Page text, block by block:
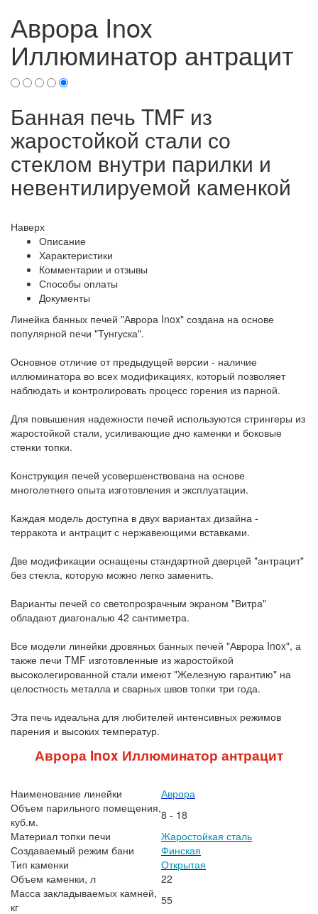
Аврора Inox
Иллюминатор антрацит
Банная печь TMF из
жаростойкой стали со
стеклом внутри парилки и
невентилируемой каменкой
Наверх
Описание
Характеристики
Комментарии и отзывы
Способы оплаты
Документы
Линейка банных печей "Аврора Inox" создана на основе
популярной печи "Тунгуска".
Основное отличие от предыдущей версии - наличие
иллюминатора во всех модификациях, который позволяет
наблюдать и контролировать процесс горения из парной.
Для повышения надежности печей используются стрингеры из
жаростойкой стали, усиливающие дно каменки и боковые
стенки топки.
Конструкция печей усовершенствована на основе
многолетнего опыта изготовления и эксплуатации.
Каждая модель доступна в двух вариантах дизайна -
терракота и антрацит с нержавеющими вставками.
Две модификации оснащены стандартной дверцей "антрацит"
без стекла, которую можно легко заменить.
Варианты печей со светопрозрачным экраном "Витра"
обладают диагональю 42 сантиметра.
Все модели линейки дровяных банных печей "Аврора Inox", а
также печи TMF изготовленные из жаростойкой
высоколегированной стали имеют "Железную гарантию" на
целостность металла и сварных швов топки три года.
Эта печь идеальна для любителей интенсивных режимов
парения и высоких температур.
Аврора Inox Иллюминатор антрацит
Наименование линейки
Аврора
Объем парильного помещения,
куб.м.
8 - 18
Материал топки печи
Жаростойкая сталь
Создаваемый режим бани
Финская
Тип каменки
Открытая
Объем каменки, л
22
Масса закладываемых камней,
кг
55